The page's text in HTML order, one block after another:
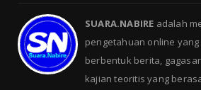
SUARA.NABIRE adalah
pengetahuan online
berbentuk berita,
kajian teoritis yang